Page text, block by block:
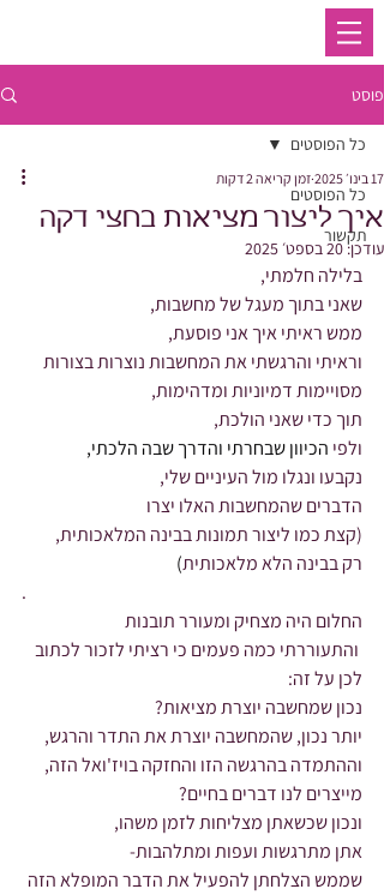
פוסט
כל הפוסטים
תקשור
כל הפוסטים
איך ליצור מציאות בחצי דקה
17 בינו׳ 2025 זמן קריאה 2 דקות
עודכן:20 בספט׳ 2025
בלילה חלמתי,
שאני בתוך מעגל של מחשבות,
ממש ראיתי איך אני פוסעת,
וראיתי והרגשתי את המחשבות נוצרות בצורות
מסויימות דמיוניות ומדהימות,
תוך כדי שאני הולכת,
ולפי הכיוון שבחרתי והדרך שבה הלכתי,
נקבעו ונגלו מול העיניים שלי,
הדברים שהמחשבות האלו יצרו
(קצת כמו ליצור תמונות בבינה המלאכותית,
רק בבינה הלא מלאכותית)
.
החלום היה מצחיק ומעורר תובנות
והתעוררתי כמה פעמים כי רציתי לזכור לכתוב
לכן על זה:
נכון שמחשבה יוצרת מציאות?
יותר נכון, שהמחשבה יוצרת את התדר והרגש,
וההתמדה בהרגשה הזו והחזקה בויז'ואל הזה,
מייצרים לנו דברים בחיים?
ונכון שכשאתן מצליחות לזמן משהו,
אתן מתרגשות ועפות ומתלהבות-
שממש הצלחתן להפעיל את הדבר המופלא הזה